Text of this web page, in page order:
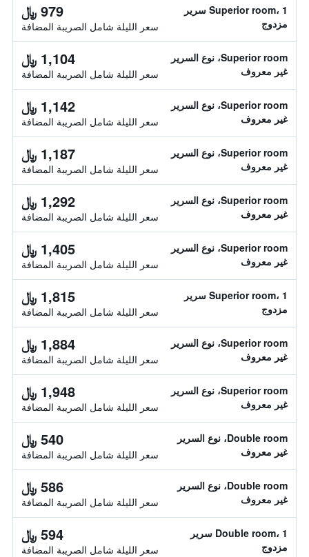
Superior room، 1 سرير
مزدوج
979 ﷼
سعر الليلة شامل الصريبة المضافة
Superior room، نوع السرير
غير معروف
1,104 ﷼
سعر الليلة شامل الصريبة المضافة
Superior room، نوع السرير
غير معروف
1,142 ﷼
سعر الليلة شامل الصريبة المضافة
Superior room، نوع السرير
غير معروف
1,187 ﷼
سعر الليلة شامل الصريبة المضافة
Superior room، نوع السرير
غير معروف
1,292 ﷼
سعر الليلة شامل الصريبة المضافة
Superior room، نوع السرير
غير معروف
1,405 ﷼
سعر الليلة شامل الصريبة المضافة
Superior room، 1 سرير
مزدوج
1,815 ﷼
سعر الليلة شامل الصريبة المضافة
Superior room، نوع السرير
غير معروف
1,884 ﷼
سعر الليلة شامل الصريبة المضافة
Superior room، نوع السرير
غير معروف
1,948 ﷼
سعر الليلة شامل الصريبة المضافة
Double room، نوع السرير
غير معروف
540 ﷼
سعر الليلة شامل الصريبة المضافة
Double room، نوع السرير
غير معروف
586 ﷼
سعر الليلة شامل الصريبة المضافة
Double room، 1 سرير
مزدوج
594 ﷼
سعر الليلة شامل الصريبة المضافة